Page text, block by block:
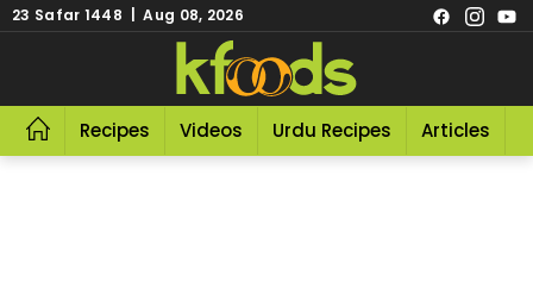
23 Safar 1448 | Aug 08, 2026
Recipes Videos Urdu Recipes Articles